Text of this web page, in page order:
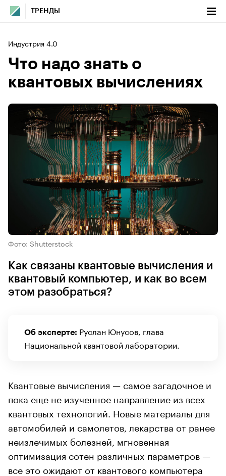
ТРЕНДЫ
Индустрия 4.0
Что надо знать о
квантовых вычислениях
Фото: Shutterstock
Как связаны квантовые вычисления и
квантовый компьютер, и как во всем
этом разобраться?
Об эксперте: Руслан Юнусов, глава
Национальной квантовой лаборатории.
Квантовые вычисления — самое загадочное и
пока еще не изученное направление из всех
квантовых технологий. Новые материалы для
автомобилей и самолетов, лекарства от ранее
неизлечимых болезней, мгновенная
оптимизация сотен различных параметров —
все это ожидают от квантового компьютера